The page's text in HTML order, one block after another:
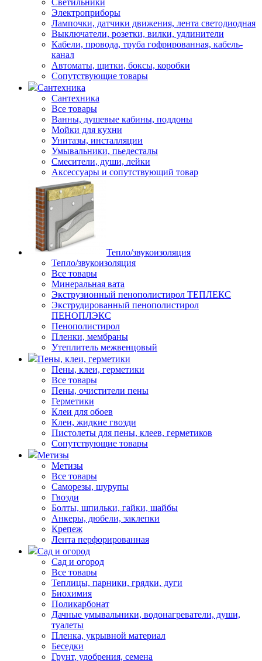
Светильники
Электроприборы
Лампочки, датчики движения, лента светодиодная
Выключатели, розетки, вилки, удлинители
Кабели, провода, труба гофрированная, кабель-
канал
Автоматы, щитки, боксы, коробки
Сопутствующие товары
Сантехника
Сантехника
Все товары
Ванны, душевые кабины, поддоны
Мойки для кухни
Унитазы, инсталляции
Умывальники, пьедесталы
Смесители, души, лейки
Аксессуары и сопутствующий товар
Тепло/звукоизоляция
Тепло/звукоизоляция
Все товары
Минеральная вата
Экструзионный пенополистирол ТЕПЛЕКС
Экструдированный пенополистирол
ПЕНОПЛЭКС
Пенополистирол
Пленки, мембраны
Утеплитель межвенцовый
Пены, клеи, герметики
Пены, клеи, герметики
Все товары
Пены, очистители пены
Герметики
Клеи для обоев
Клеи, жидкие гвозди
Пистолеты для пены, клеев, герметиков
Сопутствующие товары
Метизы
Метизы
Все товары
Саморезы, шурупы
Гвозди
Болты, шпильки, гайки, шайбы
Анкеры, дюбели, заклепки
Крепеж
Лента перфорированная
Сад и огород
Сад и огород
Все товары
Теплицы, парники, грядки, дуги
Биохимия
Поликарбонат
Дачные умывальники, водонагреватели, души,
туалеты
Пленка, укрывной материал
Беседки
Грунт, удобрения, семена